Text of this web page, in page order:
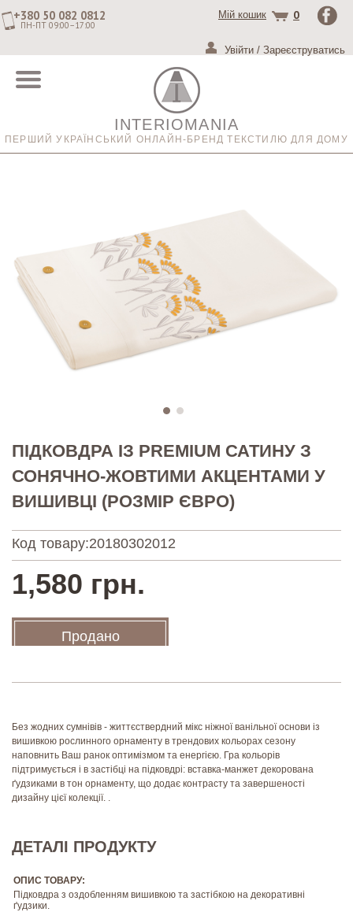
+380 50 082 0812
ПН-ПТ 09:00–17:00
Мій кошик 0
Увійти / Зареєструватись
INTERIOMANIA
ПЕРШИЙ УКРАЇНСЬКИЙ ОНЛАЙН-БРЕНД ТЕКСТИЛЮ ДЛЯ ДОМУ
ПІДКОВДРА ІЗ PREMIUM САТИНУ З
СОНЯЧНО-ЖОВТИМИ АКЦЕНТАМИ У
ВИШИВЦІ (РОЗМІР ЄВРО)
Код товару:20180302012
1,580 грн.
Продано
Без жодних сумнівів - життєствердний мікс ніжної ванільної основи із
вишивкою рослинного орнаменту в трендових кольорах сезону
наповнить Ваш ранок оптимізмом та енергією. Гра кольорів
підтримується і в застібці на підковдрі: вставка-манжет декорована
ґудзиками в тон орнаменту, що додає контрасту та завершеності
дизайну цієї колекції. .
ДЕТАЛІ ПРОДУКТУ
ОПИС ТОВАРУ:
Підковдра з оздобленням вишивкою та застібкою на декоративні
ґудзики.